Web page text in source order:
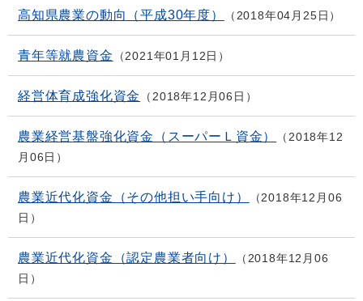
高知県農業の動向（平成30年度） 2018年04月25日
青年等就農資金 2021年01月12日
経営体育成強化資金 2018年12月06日
農業経営基盤強化資金（スーパーＬ資金）
2018年12
月06日
農業近代化資金（その他担い手向け）
2018年12月06
日
農業近代化資金（認定農業者向け）
2018年12月06
日